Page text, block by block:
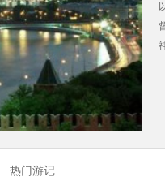
热门游记